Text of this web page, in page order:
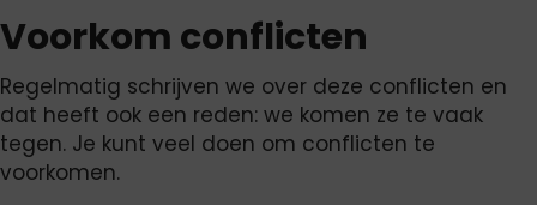
Voorkom conflicten
Regelmatig schrijven we over deze conflicten en
dat heeft ook een reden: we komen ze te vaak
tegen. Je kunt veel doen om conflicten te
voorkomen.